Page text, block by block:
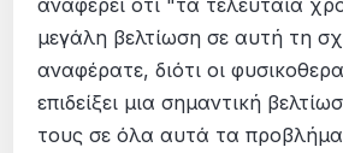
μεγάλη βελτίωση σε αυτή τη
αναφέρατε, διότι οι
επιδείξει μια σημαντική
τους σε όλα αυτά τα